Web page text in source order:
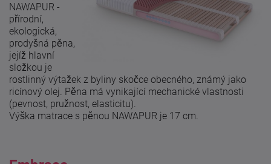
NAWAPUR -
přírodní,
ekologická,
prodyšná pěna,
jejíž hlavní
složkou je
rostlinný výtažek z byliny skočce obecného, známý jako
ricínový olej. Pěna má vynikající mechanické vlastnosti
(pevnost, pružnost, elasticitu).
Výška matrace s pěnou NAWAPUR je 17 cm.